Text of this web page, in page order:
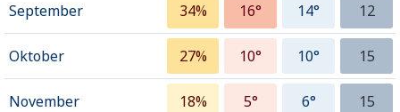
September 34% 16° 14° 12
Oktober 27% 10° 10° 15
November 18% 5° 6° 15